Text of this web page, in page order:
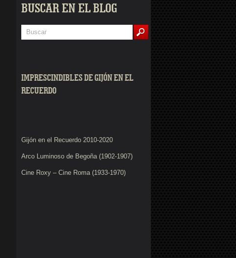
BUSCAR EN EL BLOG
IMPRESCINDIBLES DE GIJÓN EN EL
RECUERDO
Gijón en el Recuerdo 2010-2020
Arco Luminoso de Begoña (1902-1907)
Cine Roxy – Cine Roma (1933-1970)